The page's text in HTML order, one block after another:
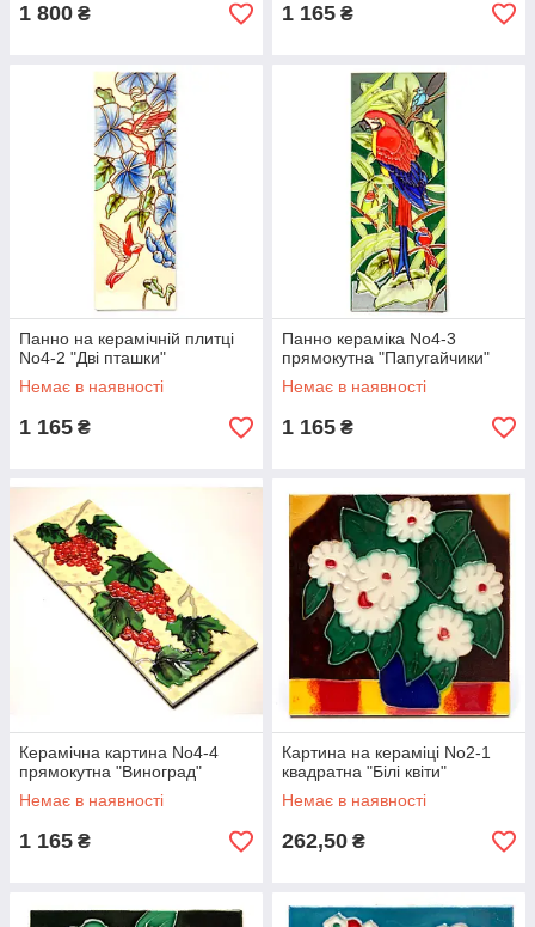
1 800 ₴ 1 165 ₴
Панно на керамічній плитці
No4-2 "Дві пташки"
Немає в наявності
1 165 ₴
Панно кераміка No4-3
прямокутна "Папугайчики"
Немає в наявності
1 165 ₴
Керамічна картина No4-4
прямокутна "Виноград"
Немає в наявності
1 165 ₴
Картина на кераміці No2-1
квадратна "Білі квіти"
Немає в наявності
262,50 ₴